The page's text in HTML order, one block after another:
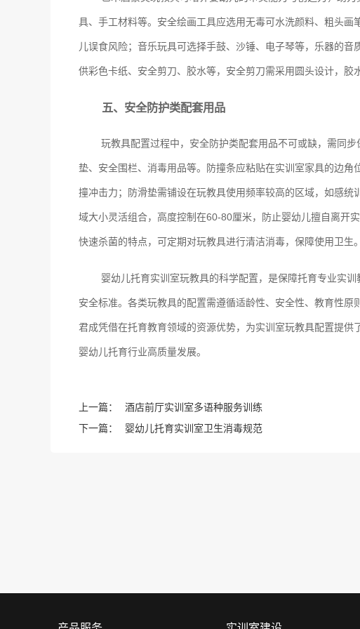
具、手工材料等。安全绘画工具应选用无毒可水洗颜料、粗头
儿误食风险；音乐玩具可选择手鼓、沙锤、电子琴等，乐器的
供彩色卡纸、安全剪刀、胶水等，安全剪刀需采用圆头设计，胶
五、安全防护类配套用品
玩教具配置过程中，安全防护类配套用品不可或缺，需同
垫、安全围栏、消毒用品等。防撞条应粘贴在实训室家具的边
撞冲击力；防滑垫需铺设在玩教具使用频率较高的区域，如感
域大小灵活组合，高度控制在60-80厘米，防止婴幼儿擅自离开
快速杀菌的特点，可定期对玩教具进行清洁消毒，保障使用卫生。
婴幼儿托育实训室玩教具的科学配置，是保障托育专业实
安全标准。各类玩教具的配置需遵循适龄性、安全性、教育性
君成凭借在托育教育领域的资源优势，为实训室玩教具配置提
婴幼儿托育行业高质量发展。
上一篇：
酒店前厅实训室多语种服务训练
下一篇：
婴幼儿托育实训室卫生消毒规范